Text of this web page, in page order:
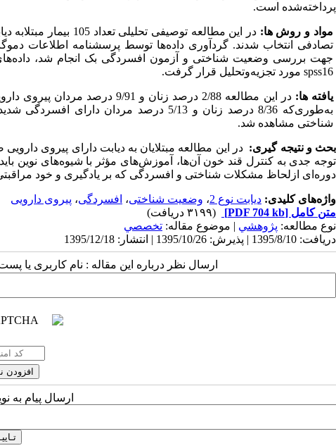
پرداخته‌شده است.
مواد و روش ها:
تصادفی انتخاب شدند. گردآوری داده‌ها توسط پرسشنامه اطلاعات
جهت بررسی وضعیت شناختی و آزمون افسردگی بک انجام شد، داده‌های
spss16 مورد تجزیه‌وتحلیل قرار گرفت.
یافته ها:
در این مطالعه 2/88 درصد زنان و
به‌طوری‌که 8/36 درصد زنان و 5/13 درصد مردان
شناختی مشاهده شد.
بحث و نتیجه گیری: در این مطالعه مبتلایان به دیابت دارای پیروی
توجه جدی به کنترل قند خون آن‌ها، آموزش‌های مؤثر با شیوه‌های نوین
دوره‌ای ازلحاظ مشکلات شناختی و افسردگی که بر یادگیری و خود
واژه‌های کلیدی: دیابت نوع 2 ، وضعیت شناختی، افسردگی، پیروی دارویی
متن کامل [PDF 704 kb]
(۳۱۹۹ دریافت)
نوع مطالعه: پژوهشي | موضوع مقاله: تخصصي
دریافت: 1395/8/10 | پذیرش: 1395/10/26 | انتشار: 1395/12/18
ارسال نظر درباره این مقاله : نام کاربری یا
ارسال پیام به